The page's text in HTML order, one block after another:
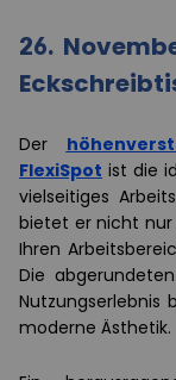
26.
Der
FlexiSpot ist die
vielseitiges
bietet er nicht nur
Ihren
Die
Nutzungserlebnis
moderne Ästhetik.